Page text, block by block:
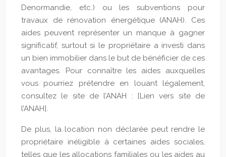
Denormandie, etc.) ou les subventions pour
travaux de rénovation énergétique (ANAH). Ces
aides peuvent représenter un manque à gagner
significatif, surtout si le propriétaire a investi dans
un bien immobilier dans le but de bénéficier de ces
avantages. Pour connaître les aides auxquelles
vous pourriez prétendre en louant légalement,
consultez le site de l’ANAH : [Lien vers site de
l’ANAH].
De plus, la location non déclarée peut rendre le
propriétaire inéligible à certaines aides sociales,
telles que les allocations familiales ou les aides au